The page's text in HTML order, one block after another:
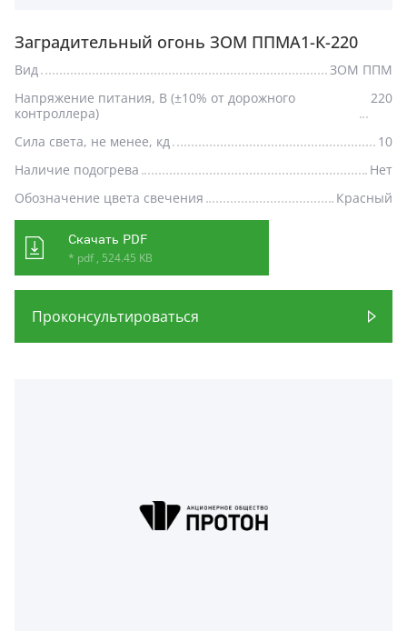
Заградительный огонь ЗОМ ППМА1-К-220
Вид
ЗОМ ППМ
Напряжение питания, В (±10% от дорожного
контроллера)
220
Сила света, не менее, кд
10
Наличие подогрева
Нет
Обозначение цвета свечения
Красный
Скачать PDF
* pdf , 524.45 KB
Проконсультироваться